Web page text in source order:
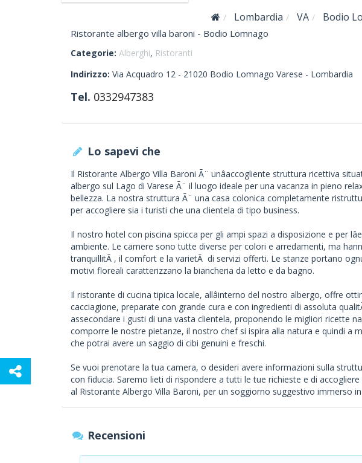
Lombardia VA Bodio
Ristorante albergo villa baroni - Bodio Lomnago
Categorie: Alberghi, Ristoranti
Indirizzo: Via Acquadro 12 - 21020 Bodio Lomnago Varese - Lombardia
Tel. 0332947383
Lo sapevi che
Il Ristorante Albergo Villa Baroni Ã¨ unâaccogliente struttura ricettiva
albergo sul Lago di Varese Ã¨ il luogo ideale per una vacanza in pieno
bellezza. La nostra struttura Ã¨ una casa colonica completamente
per accogliere sia i turisti che una clientela di tipo business.
Il nostro hotel con piscina spicca per gli ampi spazi a disposizione e per
ambiente. Le camere sono tutte diverse per colori e arredamenti, ma
tranquillitÃ , il comfort e la varietÃ di servizi offerti. Le stanze portano
motivi floreali caratterizzano la biancheria da letto e da bagno.
Il ristorante di cucina tipica locale, allâinterno del nostro albergo, offre
cacciagione, preparate con grande cura e con ingredienti di assoluta
assecondare i gusti di una vasta clientela, proponendo le migliori ricette
comporre le nostre pietanze, il nostro chef si ispira alla natura e quindi a
che potrai avere un saggio di cibi genuini e freschi.
Se vuoi prenotare la tua camera, o desideri avere informazioni sulla
con fiducia. Saremo lieti di rispondere a tutti le tue richieste e di
al Ristorante Albergo Villa Baroni, per un soggiorno suggestivo immerso
Recensioni